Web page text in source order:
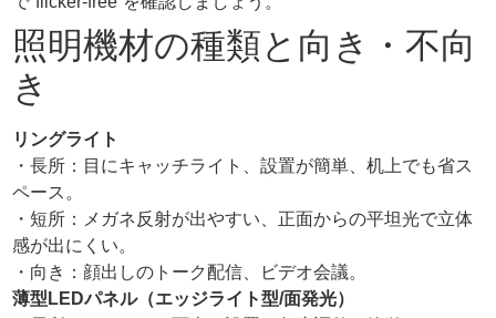
照明機材の種類と向き・不向
き
リングライト
・長所：目にキャッチライト、設置が簡単、机上でも省ス
ペース。
・短所：メガネ反射が出やすい、正面からの平坦光で立体
感が出にくい。
・向き：顔出しのトーク配信、ビデオ会議。
薄型LEDパネル（エッジライト型/面発光）